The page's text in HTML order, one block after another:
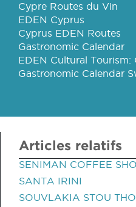
Cypre Routes du Vin
EDEN Cyprus
Cyprus EDEN Routes
Gastronomic Calendar
EDEN Cultural Tourism:
Gastronomic Calendar
Articles relatifs
SENIMAN COFFEE
SANTA IRINI
SOUVLAKIA STOU